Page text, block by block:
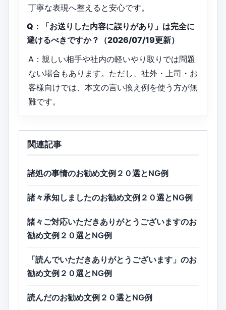
丁寧な表現へ整えると安心です。
Q：「お送りした内容に誤りがあり」は完全に
避けるべきですか？（2026/07/19更新）
A：親しい相手や社内の軽いやり取りでは問題
ない場合もあります。ただし、社外・上司・お
客様向けでは、本文の言い換え例を使う方が無
難です。
関連記事
諸処の事情のお勧め文例２０選とNG例
諸々承知しましたのお勧め文例２０選とNG例
諸々ご対応いただきありがとうございますのお
勧め文例２０選とNG例
「読んでいただきありがとうございます」のお
勧め文例２０選とNG例
読んだのお勧め文例２０選とNG例